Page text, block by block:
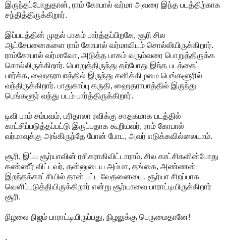
இருந்தப்போதுதான், ராம் கோபால் வர்மா அவரை இந்த படத்திற்காக
சந்தித்திருக்கிறார்.
இப்படத்தின் முதல் பாகம் பார்த்தப்பிறகே, சூரி சில
ஆட்சேபனைகளை ராம் கோபால் வர்மாவிடம் சொல்லியிருக்கிறார்.
ராம்கோபால் வர்மாவோ, அடுத்த பாகம் வரும்வரை பொறுத்திருக்க
சொல்லிருக்கிறார். பொறுத்திருந்து தற்போது இந்த படத்தைப்
பார்க்க, ஹைதராபாத்தில் இருந்து சனிக்கிழமை பெங்களூரில்
வந்திருக்கிறார். பாதுகாப்பு கருதி, ஹைதராபாத்தில் இருந்து
பெங்களூர் வந்து படம் பார்த்திருக்கிறார்.
டிவி பாம் சம்பவம், பரிதாலா ரவிக்கு சாதகமாக படத்தில்
காட்சிப்படுத்தப்பட்டு இருப்பதாக கூறியவர், ராம் கோபால்
வர்மாவுக்கு அங்கிருந்தே போன் போட, அவர் எடுக்கவில்லையாம்.
சூரி, இப்ப சூர்யாவின் ரசிகராகிவிட்டாராம். சில காட்சிகளின்போது
கண்ணீர் விட்டவர், தன்னுடைய அம்மா, தங்கை, அண்ணன்
இறந்தக்காட்சியில் தான் பட்ட வேதனையை, சூர்யா சிறப்பாக
வெளிப்படுத்தியிருக்கிறார் என்று சூர்யாவை பாராட்டியிருக்கிறார்
சூரி.
நிழலை நிஜம் பாராட்டியிருப்பது, நிழலுக்கு பெருமைதானே!
.